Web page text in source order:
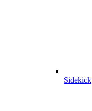
Sidekick